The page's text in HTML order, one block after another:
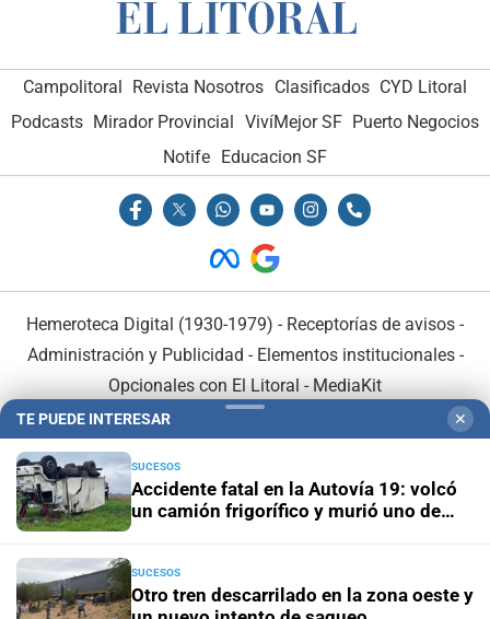
Campolitoral Revista Nosotros Clasificados CYD Litoral
Podcasts Mirador Provincial VivíMejor SF Puerto Negocios
Notife Educacion SF
Hemeroteca Digital (1930-1979) - Receptorías de avisos -
Administración y Publicidad - Elementos institucionales-
Opcionales con El Litoral - MediaKit
En Asociación con:
TE PUEDE INTERESAR ✕
SUCESOS
Accidente fatal en la Autovía 19: volcó
un camión frigorífico y murió uno de
SUCESOS
Otro tren descarrilado en la zona oeste y